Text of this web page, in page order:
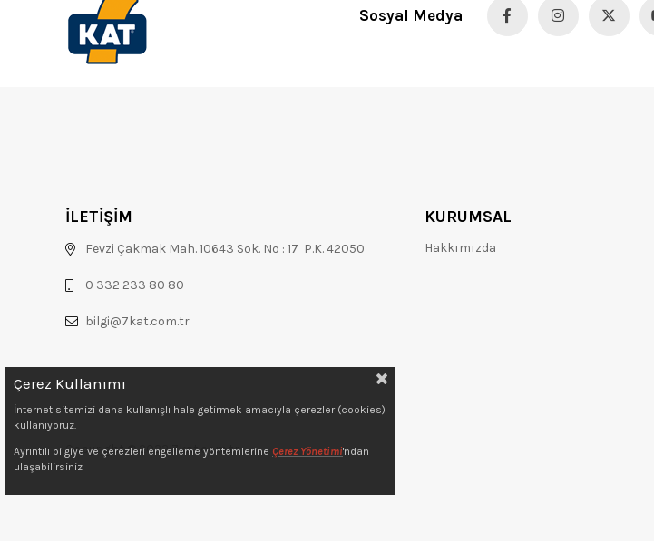
Sosyal Medya
İLETİŞİM
Fevzi Çakmak Mah. 10643 Sok. No : 17 P.K. 42050
0 332 233 80 80
bilgi@7kat.com.tr
Copyright © 2022 7kat.com.tr
KURUMSAL
Hakkımızda
Çerez Kullanımı
İnternet sitemizi daha kullanışlı hale getirmek amacıyla çerezler (cookies)
kullanıyoruz.
Ayrıntılı bilgiye ve çerezleri engelleme yöntemlerine Çerez Yönetimi'ndan
ulaşabilirsiniz